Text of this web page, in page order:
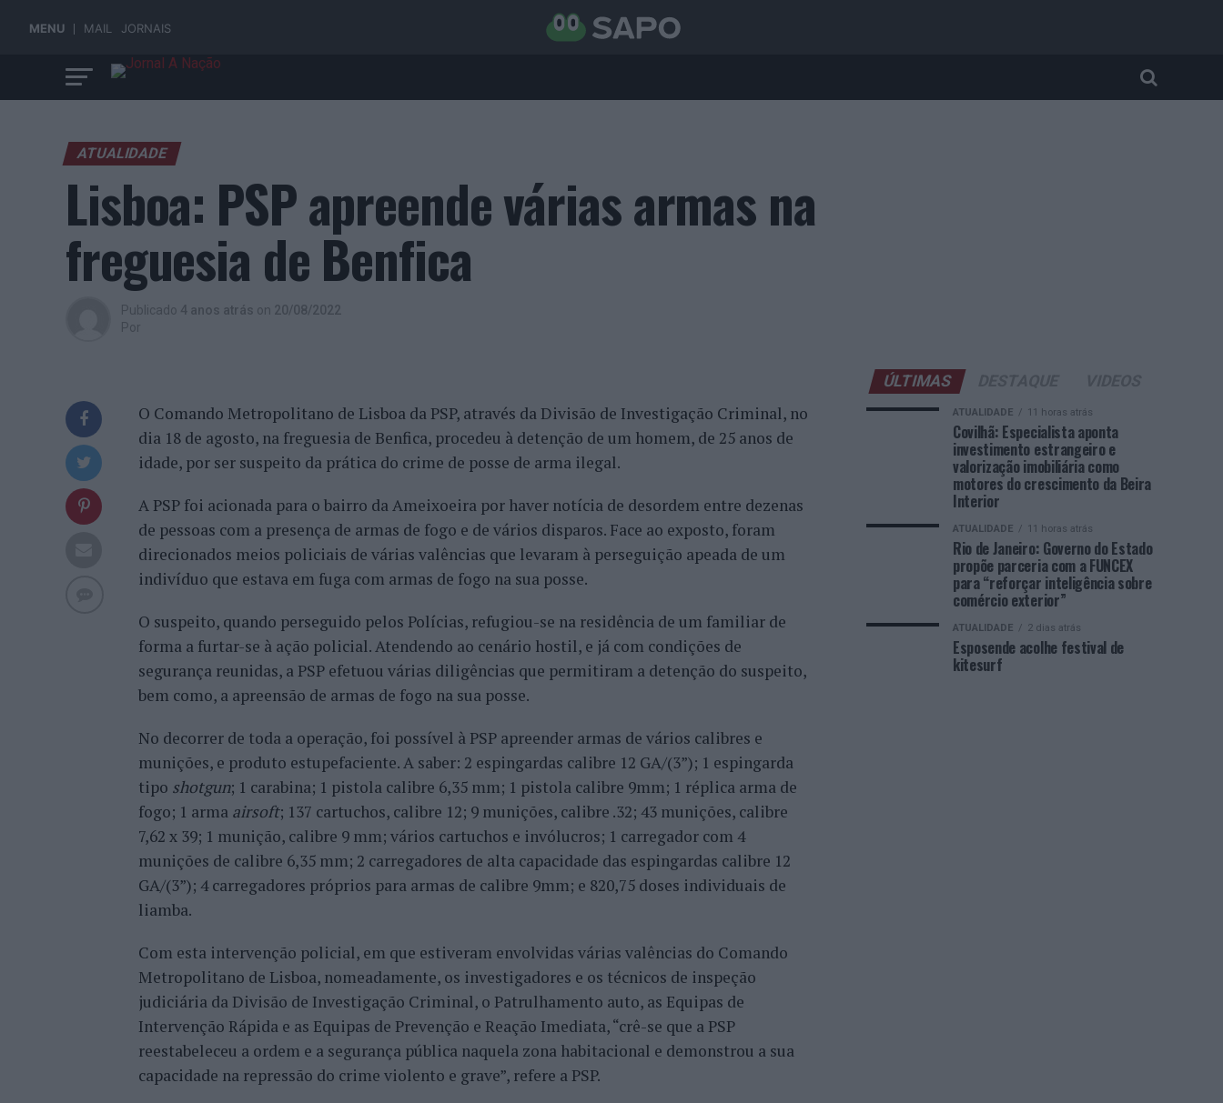
MENU MAIL JORNAIS
ATUALIDADE
Lisboa: PSP apreende várias armas na
freguesia de Benfica
Publicado 4 anos atrás on 20/08/2022
Por
O Comando Metropolitano de Lisboa da PSP, através da Divisão de Investigação Criminal, no
dia 18 de agosto, na freguesia de Benfica, procedeu à detenção de um homem, de 25 anos de
idade, por ser suspeito da prática do crime de posse de arma ilegal.
A PSP foi acionada para o bairro da Ameixoeira por haver notícia de desordem entre dezenas
de pessoas com a presença de armas de fogo e de vários disparos. Face ao exposto, foram
direcionados meios policiais de várias valências que levaram à perseguição apeada de um
indivíduo que estava em fuga com armas de fogo na sua posse.
O suspeito, quando perseguido pelos Polícias, refugiou-se na residência de um familiar de
forma a furtar-se à ação policial. Atendendo ao cenário hostil, e já com condições de
segurança reunidas, a PSP efetuou várias diligências que permitiram a detenção do suspeito,
bem como, a apreensão de armas de fogo na sua posse.
No decorrer de toda a operação, foi possível à PSP apreender armas de vários calibres e
munições, e produto estupefaciente. A saber: 2 espingardas calibre 12 GA/(3”); 1 espingarda
tipo shotgun; 1 carabina; 1 pistola calibre 6,35 mm; 1 pistola calibre 9mm; 1 réplica arma de
fogo; 1 arma airsoft; 137 cartuchos, calibre 12; 9 munições, calibre .32; 43 munições, calibre
7,62 x 39; 1 munição, calibre 9 mm; vários cartuchos e invólucros; 1 carregador com 4
munições de calibre 6,35 mm; 2 carregadores de alta capacidade das espingardas calibre 12
GA/(3”); 4 carregadores próprios para armas de calibre 9mm; e 820,75 doses individuais de
liamba.
Com esta intervenção policial, em que estiveram envolvidas várias valências do Comando
Metropolitano de Lisboa, nomeadamente, os investigadores e os técnicos de inspeção
judiciária da Divisão de Investigação Criminal, o Patrulhamento auto, as Equipas de
Intervenção Rápida e as Equipas de Prevenção e Reação Imediata, “crê-se que a PSP
reestabeleceu a ordem e a segurança pública naquela zona habitacional e demonstrou a sua
capacidade na repressão do crime violento e grave”, refere a PSP.
ÚLTIMAS
ATUALIDADE 11 horas atrás
Covilhã: Especialista aponta
investimento estrangeiro e
valorização imobiliária como
motores do crescimento da Beira
Interior
ATUALIDADE 11 horas atrás
Rio de Janeiro: Governo do Estado
propõe parceria com a FUNCEX
para “reforçar inteligência sobre
comércio exterior”
ATUALIDADE 2 dias atrás
Esposende acolhe festival de
kitesurf